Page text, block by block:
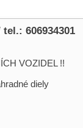
606934301
VOZIDEL !!
diely